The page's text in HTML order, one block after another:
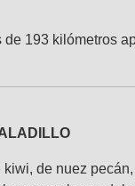
193 kilómetros
de nuez